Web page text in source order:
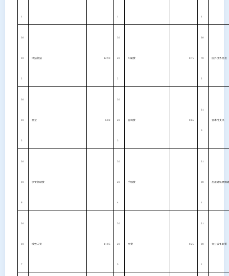
30
10
2
津贴补贴 12.90
30
20
2
印刷费 0.76
30
70
2
国外债务付息
30
10
3
奖金 6.02
30
20
3
咨询费 0.66
31
0
资本性支出
30
10
6
伙食补助费
30
20
4
手续费
31
00 房屋建筑物购建
30
10
7
绩效工资 11.05
30
20
5
水费 0.26
31
00
2
办公设备购置